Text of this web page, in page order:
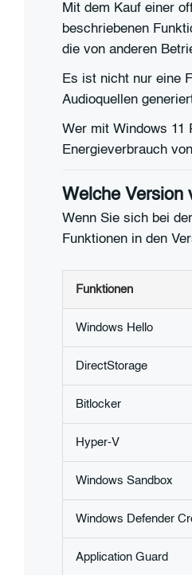
Mit dem Kauf einer
beschriebenen
die von anderen
Es ist nicht nur eine
Audioquellen
Wer mit Windows 11
Energieverbrauch
Welche Version
Wenn Sie sich bei
Funktionen in den
Funktionen
Windows Hello
DirectStorage
Bitlocker
Hyper-V
Windows Sandbox
Windows Defender
Application Guard